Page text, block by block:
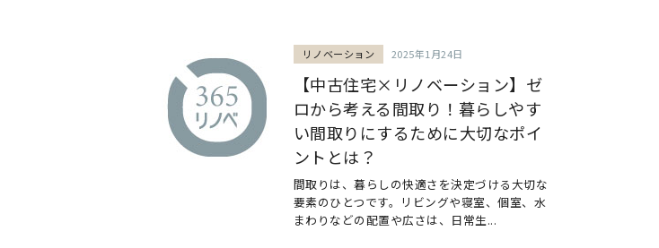
リノベーション 2025年1月24日
【中古住宅×リノベーション】ゼ
ロから考える間取り！暮らしやす
い間取りにするために大切なポイ
ントとは？
間取りは、暮らしの快適さを決定づける大切な
要素のひとつです。リビングや寝室、個室、水
まわりなどの配置や広さは、日常生...